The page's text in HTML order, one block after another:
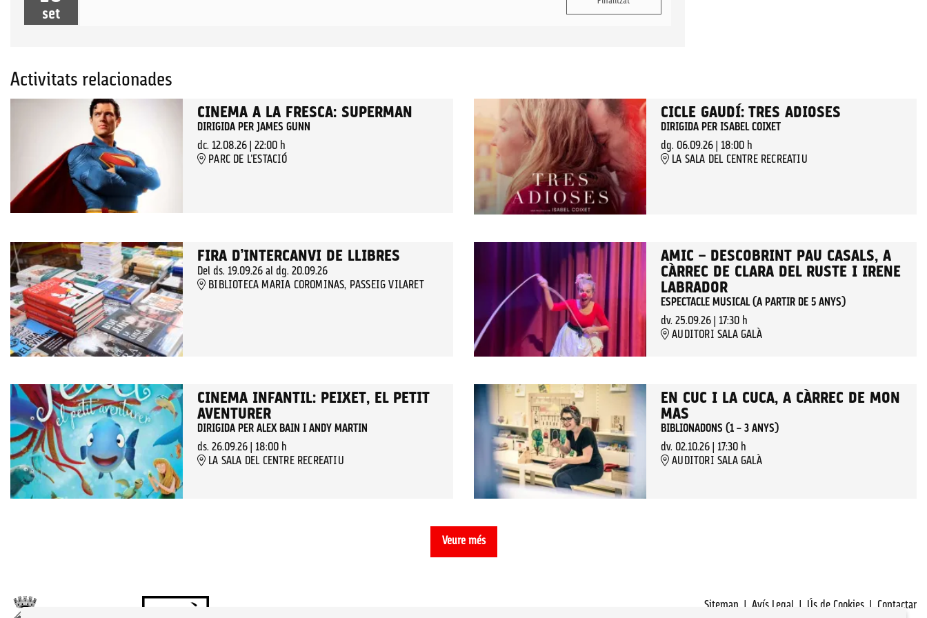
set
Activitats relacionades
CINEMA A LA FRESCA: SUPERMAN
DIRIGIDA PER JAMES GUNN
dc. 12.08.26| 22:00 h
PARC DE L'ESTACIÓ
CICLE GAUDÍ: TRES ADIOSES
DIRIGIDA PER ISABEL COIXET
dg. 06.09.26| 18:00 h
LA SALA DEL CENTRE RECREATIU
FIRA D’INTERCANVI DE LLIBRES
Del ds. 19.09.26al dg. 20.09.26
BIBLIOTECA MARIA COROMINAS, PASSEIG VILARET
AMIC – DESCOBRINT PAU CASALS, A
CÀRREC DE CLARA DEL RUSTE I IRENE
LABRADOR
ESPECTACLE MUSICAL (A PARTIR DE 5 ANYS)
dv. 25.09.26| 17:30 h
AUDITORI SALA GALÀ
CINEMA INFANTIL: PEIXET, EL PETIT
AVENTURER
DIRIGIDA PER ALEX BAIN I ANDY MARTIN
ds. 26.09.26| 18:00 h
LA SALA DEL CENTRE RECREATIU
EN CUC I LA CUCA, A CÀRREC DE MON
MAS
BIBLIONADONS (1 – 3 ANYS)
dv. 02.10.26| 17:30 h
AUDITORI SALA GALÀ
Veure més
Sitemap | Avís Legal | Ús de Cookies | Contactar